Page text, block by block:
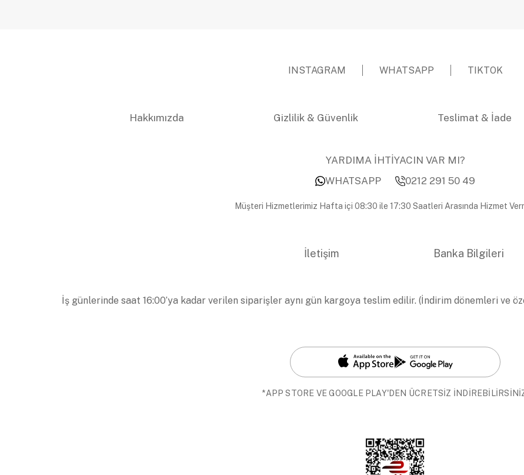
INSTAGRAM WHATSAPP TIKTOK
Hakkımızda Gizlilik & Güvenlik Teslimat & İade
YARDIMA İHTİYACIN VAR MI?
WHATSAPP
0212 291 50 49
Müşteri Hizmetlerimiz Hafta içi 08:30 ile 17:30 Saatleri Arasında Hizmet
İletişim Banka Bilgileri
İş günlerinde saat 16:00’ya kadar verilen siparişler aynı gün kargoya teslim edilir. (İndirim dönemleri ve
*APP STORE VE GOOGLE PLAY'DEN ÜCRETSİZ